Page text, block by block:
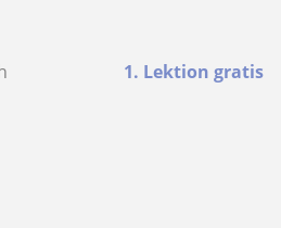
1. Lektion gratis